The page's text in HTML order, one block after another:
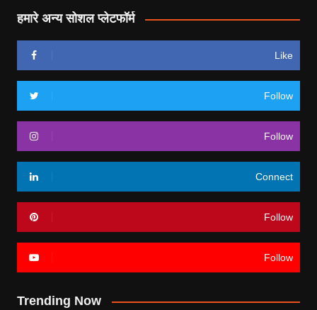
हमारे अन्य सोशल प्लेटफॉर्म
Like
Follow
Follow
Connect
Follow
Follow
Trending Now